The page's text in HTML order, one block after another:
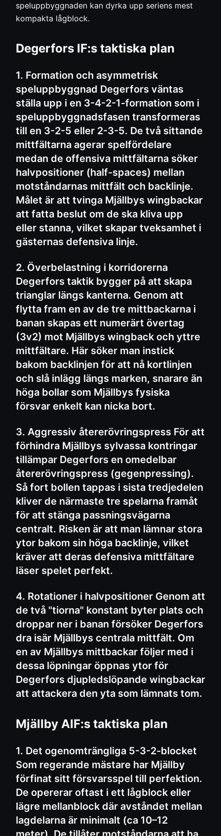
speluppbyggnaden kan dyrka upp seriens mest
kompakta lågblock.
Degerfors IF:s taktiska plan
1. Formation och asymmetrisk
speluppbyggnad Degerfors väntas
ställa upp i en 3-4-2-1-formation som i
speluppbyggnadsfasen transformeras
till en 3-2-5 eller 2-3-5. De två sittande
mittfältarna agerar spelfördelare
medan de offensiva mittfältarna söker
halvpositioner (half-spaces) mellan
motståndarnas mittfält och backlinje.
Målet är att tvinga Mjällbys wingbackar
att fatta beslut om de ska kliva upp
eller stanna, vilket skapar tveksamhet i
gästernas defensiva linje.
2. Överbelastning i korridorerna
Degerfors taktik bygger på att skapa
trianglar längs kanterna. Genom att
flytta fram en av de tre mittbackarna i
banan skapas ett numerärt övertag
(3v2) mot Mjällbys wingback och yttre
mittfältare. Här söker man instick
bakom backlinjen för att nå kortlinjen
och slå inlägg längs marken, snarare än
höga bollar som Mjällbys fysiska
försvar enkelt kan nicka bort.
3. Aggressiv återerövringspress För att
förhindra Mjällbys sylvassa kontringar
tillämpar Degerfors en omedelbar
återerövringspress (gegenpressing).
Så fort bollen tappas i sista tredjedelen
kliver de närmaste tre spelarna framåt
för att stänga passningsvägarna
centralt. Risken är att man lämnar stora
ytor bakom sin höga backlinje, vilket
kräver att deras defensiva mittfältare
läser spelet perfekt.
4. Rotationer i halvpositioner Genom att
de två "tiorna" konstant byter plats och
droppar ner i banan försöker Degerfors
dra isär Mjällbys centrala mittfält. Om
en av Mjällbys mittbackar följer med i
dessa löpningar öppnas ytor för
Degerfors djupledslöpande wingbackar
att attackera den yta som lämnats tom.
Mjällby AIF:s taktiska plan
1. Det ogenomträngliga 5-3-2-blocket
Som regerande mästare har Mjällby
förfinat sitt försvarsspel till perfektion.
De opererar oftast i ett lågblock eller
lägre mellanblock där avståndet mellan
lagdelarna är minimalt (ca 10–12